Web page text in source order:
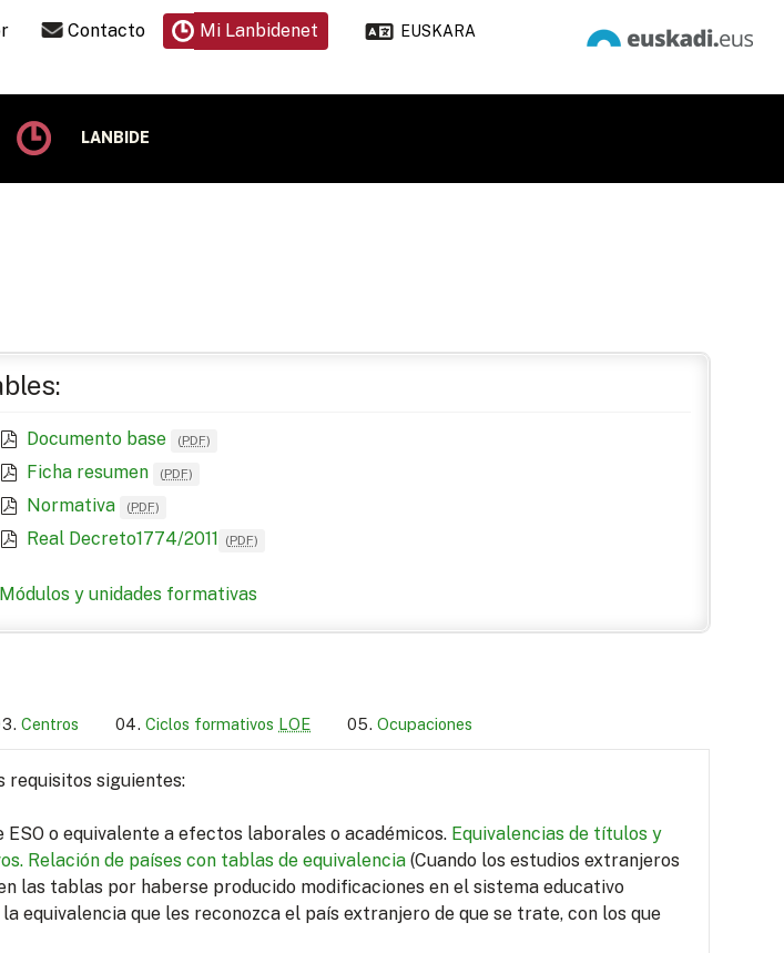
Contacto Mi Lanbidenet EUSKARA
LANBIDE
Documento base (PDF)
Ficha resumen (PDF)
Normativa (PDF)
Real Decreto1774/2011 (PDF)
Módulos y unidades formativas
Centros Ciclos formativos LOE Ocupaciones
requisitos siguientes:
o equivalente a efectos laborales o académicos. Equivalencias de títulos y
Relación de países con tablas de equivalencia (Cuando los estudios extranjeros
las tablas por haberse producido modificaciones en el sistema educativo
equivalencia que les reconozca el país extranjero de que se trate, con los que